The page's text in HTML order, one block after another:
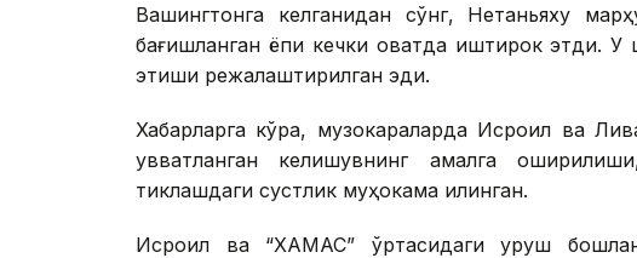
Вашингтонга келганидан сўнг, Нетаньяху
бағишланган ёпиқ кечки овқатда иштирок
этиши режалаштирилган эди.
Хабарларга кўра, музокараларда Исроил ва
қувватланган келишувнинг амалга
тиклашдаги сустлик муҳокама қилинган.
Исроил ва “ХАМАС” ўртасидаги уруш